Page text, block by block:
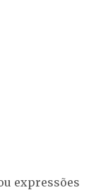
expressões